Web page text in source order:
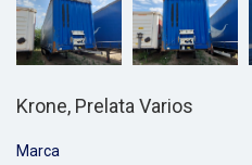
Krone, Prelata Varios
Marca